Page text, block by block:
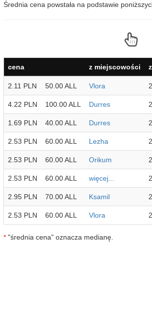
Średnia cena powstała na podstawie
cena z miejscowości
2.11 PLN 50.00 ALL Vlora
4.22 PLN 100.00 ALL Durres
1.69 PLN 40.00 ALL Durres
2.53 PLN 60.00 ALL Lezha
2.53 PLN 60.00 ALL Orikum
2.53 PLN 60.00 ALL więcej...
2.95 PLN 70.00 ALL Ksamil
2.53 PLN 60.00 ALL Vlora
* "średnia cena" oznacza medianę.